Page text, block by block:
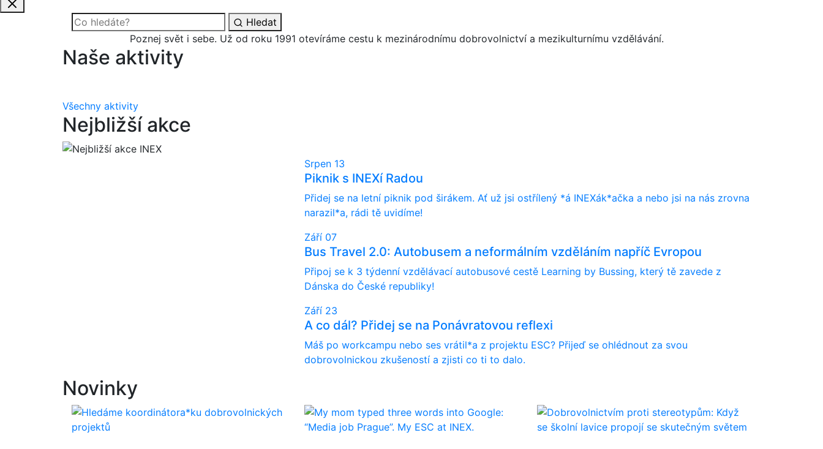
Hledat
Poznej svět i sebe. Už od roku 1991 otevíráme cestu k mezinárodnímu dobrovolnictví a mezikulturnímu vzdělávání.
Naše aktivity
Všechny aktivity
Nejbližší akce
Srpen 13
Piknik s INEXí Radou
Přidej se na letní piknik pod širákem. Ať už jsi ostřílený *á INEXák*ačka a nebo jsi na nás zrovna
narazil*a, rádi tě uvidíme!
Září 07
Bus Travel 2.0: Autobusem a neformálním vzděláním napříč Evropou
Připoj se k 3 týdenní vzdělávací autobusové cestě Learning by Bussing, který tě zavede z
Dánska do České republiky!
Září 23
A co dál? Přidej se na Ponávratovou reflexi
Máš po workcampu nebo ses vrátil*a z projektu ESC? Přijeď se ohlédnout za svou
dobrovolnickou zkušeností a zjisti co ti to dalo.
Novinky